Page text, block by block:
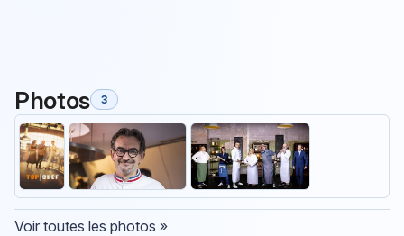
Photos 3
Voir toutes les photos »